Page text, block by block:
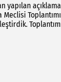
yapılan